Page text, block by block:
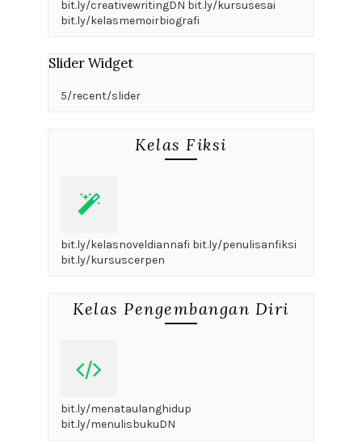
bit.ly/creativewritingDN bit.ly/kursusesai
bit.ly/kelasmemoirbiografi
Slider Widget
5/recent/slider
Kelas Fiksi
bit.ly/kelasnoveldiannafi bit.ly/penulisanfiksi
bit.ly/kursuscerpen
Kelas Pengembangan Diri
bit.ly/menataulanghidup
bit.ly/menulisbukuDN